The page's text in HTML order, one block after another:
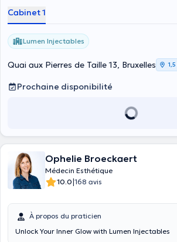
Cabinet 1
Lumen Injectables
Quai aux Pierres de Taille 13, Bruxelles
Prochaine disponibilité
Ophelie Broeckaert
Médecin Esthétique
10.0|168 avis
À propos du praticien
Unlock Your Inner Glow with Lumen Injectables